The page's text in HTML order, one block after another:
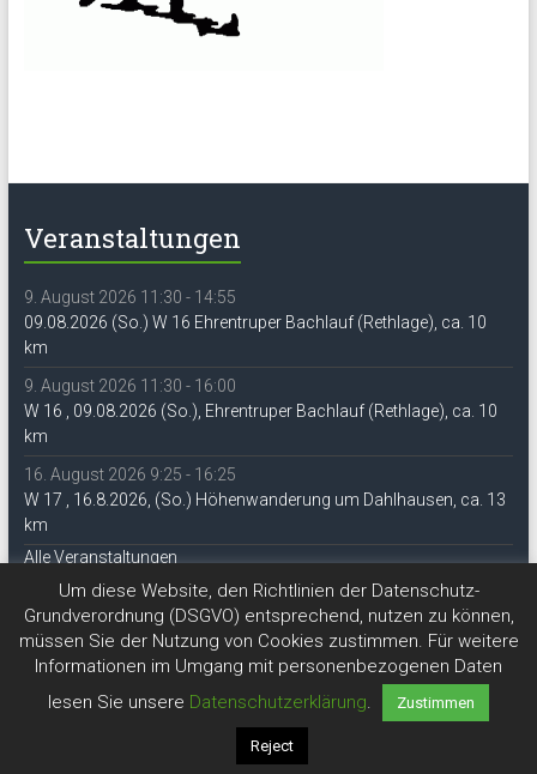
Veranstaltungen
9. August 2026 11:30 - 14:55
09.08.2026 (So.) W 16 Ehrentruper Bachlauf (Rethlage), ca. 10
km
9. August 2026 11:30 - 16:00
W 16 , 09.08.2026 (So.), Ehrentruper Bachlauf (Rethlage), ca. 10
km
16. August 2026 9:25 - 16:25
W 17 , 16.8.2026, (So.) Höhenwanderung um Dahlhausen, ca. 13
km
Alle Veranstaltungen
DAV Lippe-Detmold
Um diese Website, den Richtlinien der Datenschutz-
Grundverordnung (DSGVO) entsprechend, nutzen zu können,
müssen Sie der Nutzung von Cookies zustimmen. Für weitere
Informationen im Umgang mit personenbezogenen Daten
lesen Sie unsere Datenschutzerklärung. Zustimmen
Reject